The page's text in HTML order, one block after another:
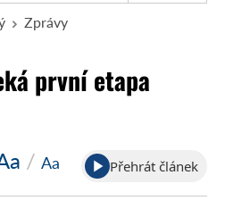
Zprávy
první etapa
/ Aa Přehrát článek